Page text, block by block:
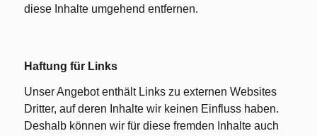
diese Inhalte umgehend entfernen.
Haftung für Links
Unser Angebot enthält Links zu externen Websites
Dritter, auf deren Inhalte wir keinen Einfluss haben.
Deshalb können wir für diese fremden Inhalte auch